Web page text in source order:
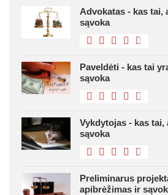
Advokatas - kas tai,
sąvoka
Paveldėti - kas tai
sąvoka
Vykdytojas - kas
sąvoka
Preliminarus
apibrėžimas ir